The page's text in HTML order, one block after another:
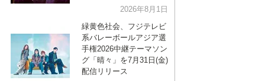
2026年8月1日
緑黄色社会、フジテレビ
系バレーボールアジア選
手権2026中継テーマソン
グ「晴々」を7月31日(金)
配信リリース